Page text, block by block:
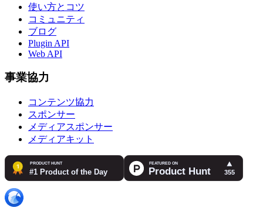
使い方とコツ
コミュニティ
ブログ
Plugin API
Web API
事業協力
コンテンツ協力
スポンサー
メディアスポンサー
メディアキット